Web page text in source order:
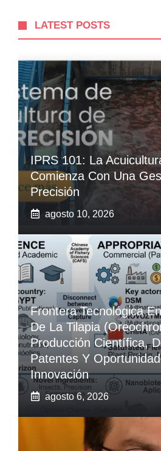
LATEST POSTS
IPRS 101: La
Comienza Con Una
Precisión
agosto 10, 2026
Frontera Tecnológica
De La Tilapia
Producción Científica,
Patentes Y
Innovación
agosto 6, 2026